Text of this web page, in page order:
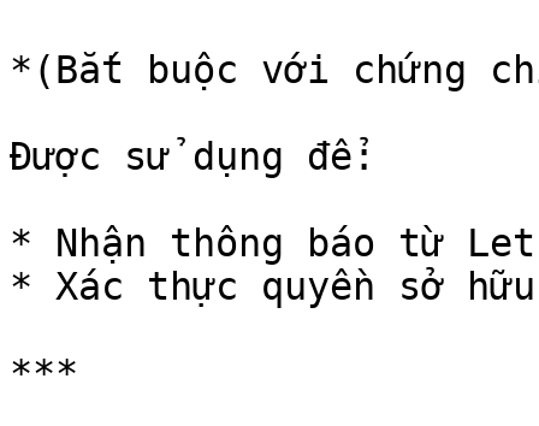
*(Bắt buộc với chứng
Được sử dụng để:
* Nhận thông báo từ
* Xác thực quyền sở hữu
***